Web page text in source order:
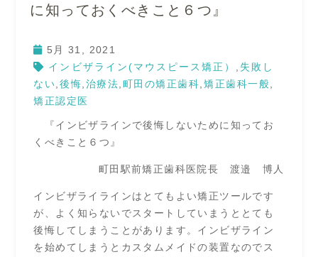
に知っておくべきこと６つ』
5月 31, 2021
インビザライン(マウスピース矯正）
失敗し
ない 後悔 治療法 町田の矯正歯科 矯正歯科一般
矯正認定医
『インビザラインで後悔しないために知ってお
くべきこと６つ』
町田駅前矯正歯科医院長 渡邉 博人
インビザライラインはとてもよい矯正ツールです
が、よく知らないでスタートしていまうととても
後悔してしまうことがあります。インビザライン
を始めてしまうとカスタムメイドの装置なのでス